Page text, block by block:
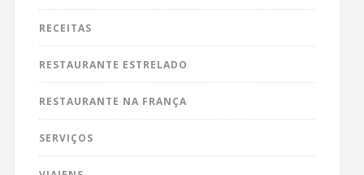
RECEITAS
RESTAURANTE ESTRELADO
RESTAURANTE NA FRANÇA
SERVIÇOS